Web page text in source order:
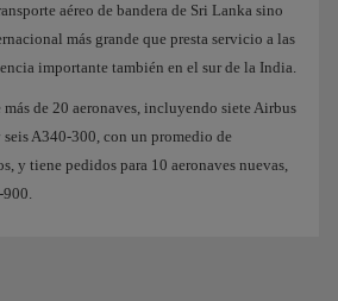
aéreo de bandera de Sri Lanka sino
más grande que presta servicio a las
importante también en el sur de la India.
de 20 aeronaves, incluyendo siete Airbus
A340-300, con un promedio de
y tiene pedidos para 10 aeronaves nuevas,